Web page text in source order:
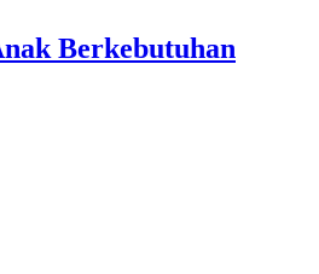
Berkebutuhan